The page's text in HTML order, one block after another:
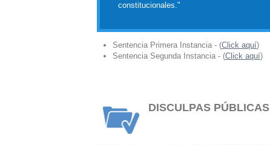
constitucionales."
Sentencia Primera Instancia - (Click aquí)
Sentencia Segunda Instancia - (Click aquí)
DISCULPAS PÚBLICAS